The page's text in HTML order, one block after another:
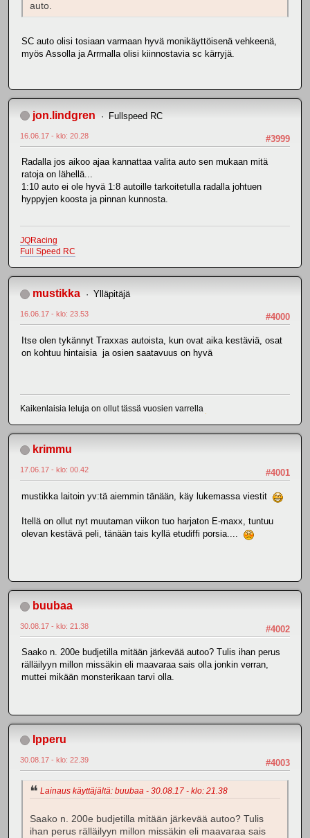
auto.
SC auto olisi tosiaan varmaan hyvä monikäyttöisenä vehkeenä,
myös Assolla ja Arrmalla olisi kiinnostavia sc kärryjä.
jon.lindgren Fullspeed RC
#3999
16.06.17 - klo: 20.28
Radalla jos aikoo ajaa kannattaa valita auto sen mukaan mitä
ratoja on lähellä...
1:10 auto ei ole hyvä 1:8 autoille tarkoitetulla radalla johtuen
hyppyjen koosta ja pinnan kunnosta.
JQRacing
Full Speed RC
mustikka Ylläpitäjä
#4000
16.06.17 - klo: 23.53
Itse olen tykännyt Traxxas autoista, kun ovat aika kestäviä, osat
on kohtuu hintaisia ja osien saatavuus on hyvä
Kaikenlaisia leluja on ollut tässä vuosien varrella
krimmu
#4001
17.06.17 - klo: 00.42
mustikka laitoin yv:tä aiemmin tänään, käy lukemassa viestit
Itellä on ollut nyt muutaman viikon tuo harjaton E-maxx, tuntuu
olevan kestävä peli, tänään tais kyllä etudiffi porsia....
buubaa
#4002
30.08.17 - klo: 21.38
Saako n. 200e budjetilla mitään järkevää autoo? Tulis ihan perus
rälläilyyn millon missäkin eli maavaraa sais olla jonkin verran,
muttei mikään monsterikaan tarvi olla.
Ipperu
#4003
30.08.17 - klo: 22.39
Lainaus käyttäjältä: buubaa - 30.08.17 - klo: 21.38
Saako n. 200e budjetilla mitään järkevää autoo? Tulis
ihan perus rälläilyyn millon missäkin eli maavaraa sais